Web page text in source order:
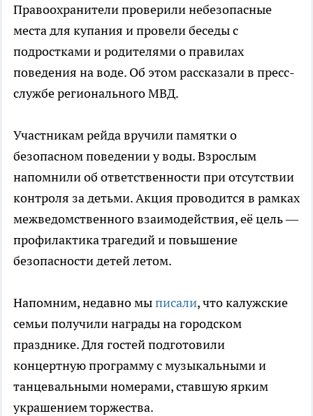
Правоохранители проверили небезопасные
места для купания и провели беседы с
подростками и родителями о правилах
поведения на воде. Об этом рассказали в пресс-
службе регионального МВД.
Участникам рейда вручили памятки о
безопасном поведении у воды. Взрослым
напомнили об ответственности при отсутствии
контроля за детьми. Акция проводится в рамках
межведомственного взаимодействия, её цель —
профилактика трагедий и повышение
безопасности детей летом.
Напомним, недавно мыписали, что калужские
семьи получили награды на городском
празднике. Для гостей подготовили
концертную программу с музыкальными и
танцевальными номерами, ставшую ярким
украшением торжества.